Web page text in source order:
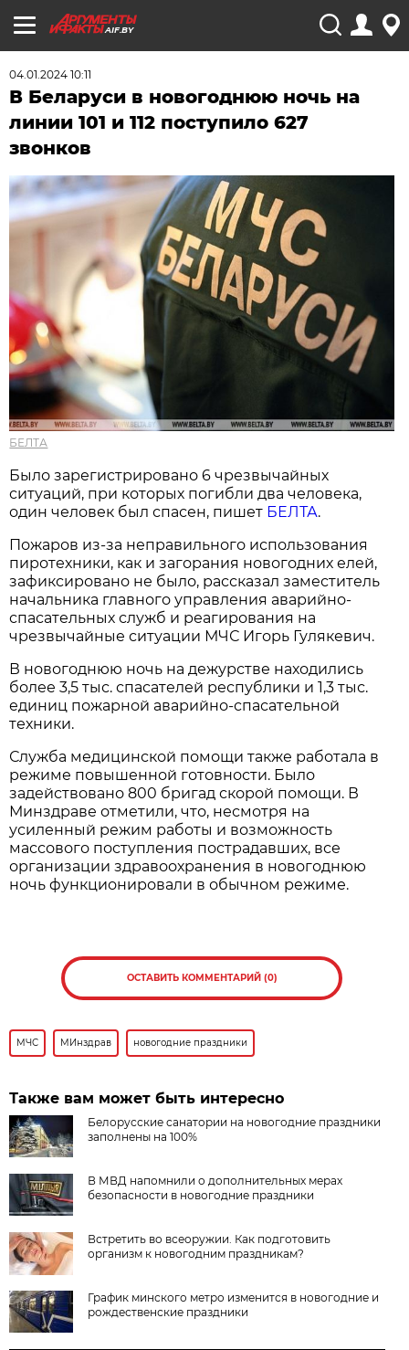
AIF.BY
04.01.2024 10:11
В Беларуси в новогоднюю ночь на
линии 101 и 112 поступило 627
звонков
БЕЛТА
Было зарегистрировано 6 чрезвычайных
ситуаций, при которых погибли два человека,
один человек был спасен, пишет БЕЛТА.
Пожаров из-за неправильного использования
пиротехники, как и загорания новогодних елей,
зафиксировано не было, рассказал заместитель
начальника главного управления аварийно-
спасательных служб и реагирования на
чрезвычайные ситуации МЧС Игорь Гулякевич.
В новогоднюю ночь на дежурстве находились
более 3,5 тыс. спасателей республики и 1,3 тыс.
единиц пожарной аварийно-спасательной
техники.
Служба медицинской помощи также работала в
режиме повышенной готовности. Было
задействовано 800 бригад скорой помощи. В
Минздраве отметили, что, несмотря на
усиленный режим работы и возможность
массового поступления пострадавших, все
организации здравоохранения в новогоднюю
ночь функционировали в обычном режиме.
ОСТАВИТЬ КОММЕНТАРИЙ (0)
МЧС МИнздрав новогодние праздники
Также вам может быть интересно
Белорусские санатории на новогодние праздники
заполнены на 100%
В МВД напомнили о дополнительных мерах
безопасности в новогодние праздники
Встретить во всеоружии. Как подготовить
организм к новогодним праздникам?
График минского метро изменится в новогодние и
рождественские праздники